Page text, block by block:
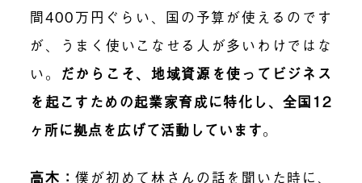
間400万円 ぐらい、国の予算が使えるのです
が、うまく使いこなせる人が多いわけではな
い。 だからこそ、地域資源を使ってビジネス
を起こすための起業家育成に特化し、全国12
ヶ所に拠点を広げて活動しています。
高木：僕が初めて林さんの話を聞いた時に、